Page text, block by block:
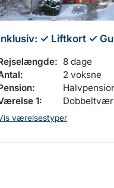
✓ Liftkort ✓
8 dage
2 voksne
1:
værelsestyper